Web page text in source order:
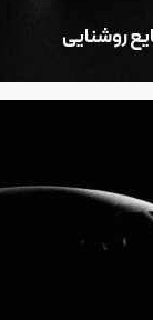
روشنایی